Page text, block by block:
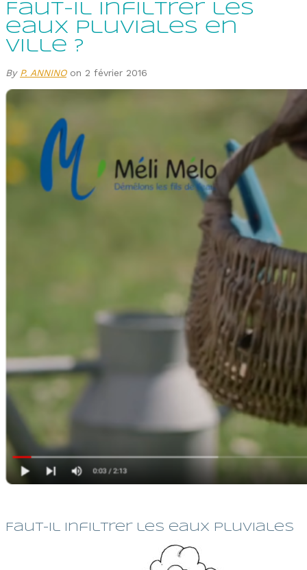
Faut-il infiltrer les
eaux pluviales en
ville ?
By P. ANNINO on 2 février 2016
Faut-il infiltrer les eaux pluviales